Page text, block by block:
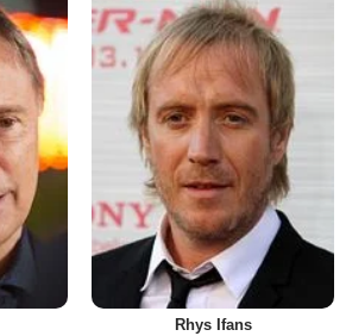
Rhys Ifans